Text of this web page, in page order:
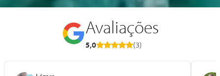
Avaliações
5,0 (3)